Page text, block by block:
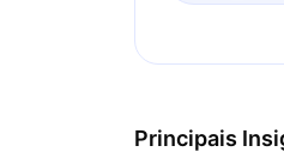
Principais